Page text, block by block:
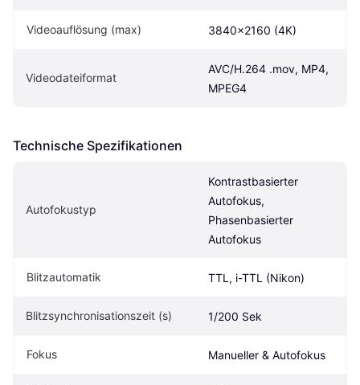
Videoauflösung (max) 3840x2160 (4K)
Videodateiformat
AVC/H.264 .mov, MP4,
MPEG4
Technische Spezifikationen
Autofokustyp
Kontrastbasierter
Autofokus,
Phasenbasierter
Autofokus
Blitzautomatik TTL, i-TTL (Nikon)
Blitzsynchronisationszeit (s) 1/200 Sek
Fokus Manueller & Autofokus